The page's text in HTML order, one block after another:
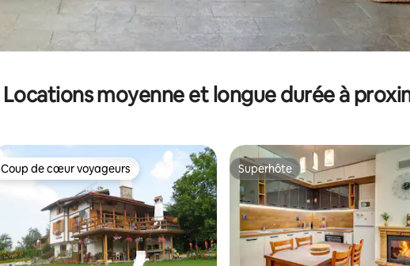
Locations moyenne et longue durée à
Coup de cœur voyageurs
Coup de cœur voyageurs Superhôte
Superhôte